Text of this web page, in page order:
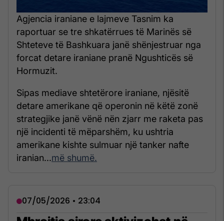
Agjencia iraniane e lajmeve Tasnim ka
raportuar se tre shkatërrues të Marinës së
Shteteve të Bashkuara janë shënjestruar nga
forcat detare iraniane pranë Ngushticës së
Hormuzit.
Sipas mediave shtetërore iraniane, njësitë
detare amerikane që operonin në këtë zonë
strategjike janë vënë nën zjarr me raketa pas
një incidenti të mëparshëm, ku ushtria
amerikane kishte sulmuar një tanker nafte
iranian...më shumë.
07/05/2026 • 23:04